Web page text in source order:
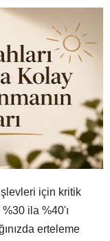
için kritik
ila %40'ı
erteleme